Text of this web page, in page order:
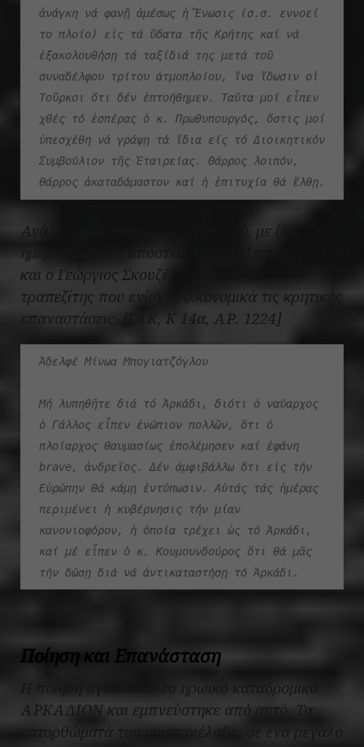
ἀνάγκη νά φανῇ ἀμέσως ἡ Ἕνωσις (σ.σ. εννοεί
το πλοίο) εἰς τά ὕδατα τῆς Κρήτης καί νά
ἐξακολουθήσῃ τά ταξίδιά της μετά τοῦ
συναδέλφου τρίτου ἀτμοπλοίου, ἵνα ἵδωσιν οἱ
Τοῦρκοι ὅτι δέν ἐπτοήθημεν. Ταῦτα μοί εἶπεν
χθές τό ἑσπέρας ὁ κ. Πρωθυπουργός, ὅστις μοί
ὑπεσχέθη νά γράψῃ τά ἴδια είς τό Διοικητικόν
Συμβούλιον τῆς Ἑταιρείας. Θάρρος λοιπόν,
θάρρος ἀκαταδάμαστον καί ἡ ἐπιτυχία θά ἔλθῃ.
Ανάλογου περιεχομένου επιστολή, με ίδια
ημερομηνία, θα αποστείλει στον Μπογιατζόγλου
και ο Γεώργιος Σκουζές, έμπορος και
τραπεζίτης που ενίσχυε οικονομικά τις κρητικές
επαναστάσεις. [ΓΑΚ, Κ 14α, ΑΡ. 1224]
Ἀδελφέ Μίνωα Μπογιατζόγλου
Μή λυπηθῆτε διά τό Ἀρκάδι, διότι ὁ ναύαρχος
ὁ Γάλλος εἶπεν ἐνώπιον πολλῶν, ὅτι ὁ
πλοίαρχος θαυμασίως ἐπολέμησεν καί ἐφάνη
brave, ἀνδρεῖος. Δέν ἀμφιβάλλω ὅτι εἰς τήν
Εὐρώπην θά κάμῃ ἐντύπωσιν. Αὐτάς τάς ἡμέρας
περιμένει ἡ κυβέρνησις τήν μίαν
κανονιοφόρον, ἡ ὁποία τρέχει ὡς τό Ἀρκάδι,
καί μέ εἶπεν ὁ κ. Κουμουνδούρος ὅτι θά μᾶς
τήν δώσῃ διά νά ἀντικαταστήσῃ τό Ἀρκάδι .
Ποίηση και Επανάσταση
Η ποίηση αγκάλιασε το ηρωικό καταδρομικό
ΑΡΚΑΔΙΟΝ και εμπνεύστηκε από αυτό. Τα
κατορθώματά του συμπεριέλαβε, σε ένα μεγάλο